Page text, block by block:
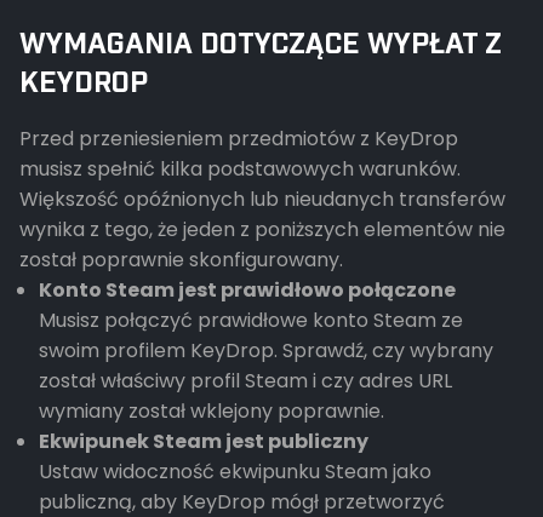
WYMAGANIA DOTYCZĄCE WYPŁAT Z
KEYDROP
Przed przeniesieniem przedmiotów z KeyDrop
musisz spełnić kilka podstawowych warunków.
Większość opóźnionych lub nieudanych transferów
wynika z tego, że jeden z poniższych elementów nie
został poprawnie skonfigurowany.
Konto Steam jest prawidłowo połączone
Musisz połączyć prawidłowe konto Steam ze
swoim profilem KeyDrop. Sprawdź, czy wybrany
został właściwy profil Steam i czy adres URL
wymiany został wklejony poprawnie.
Ekwipunek Steam jest publiczny
Ustaw widoczność ekwipunku Steam jako
publiczną, aby KeyDrop mógł przetworzyć